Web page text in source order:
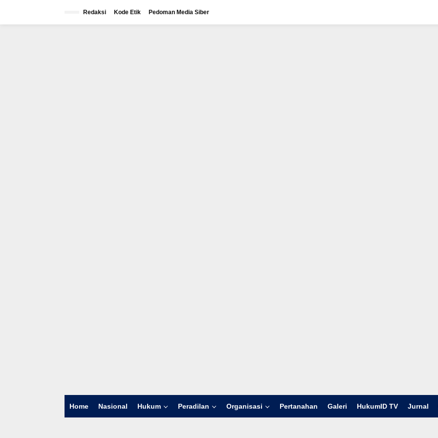
Redaksi Kode Etik Pedoman Media Siber
Home Nasional Hukum Peradilan Organisasi Pertanahan Galeri HukumID TV Jurnal